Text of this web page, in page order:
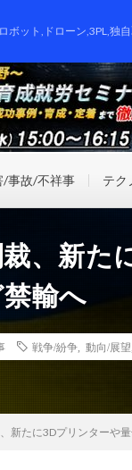
ボット,ドローン,3PL,独
/事故/不祥事 テク
、新た
輸へ
戦争/紛争 動向/展望
新たに3Dプリンターや